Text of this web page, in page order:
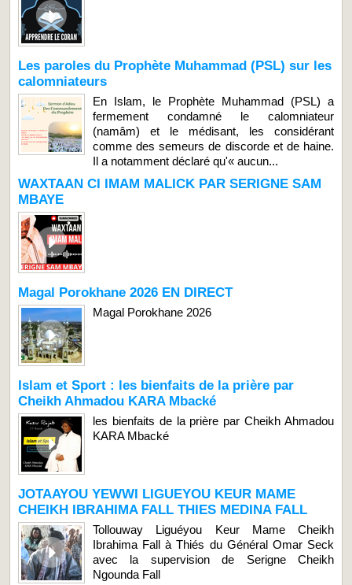
Les paroles du Prophète Muhammad (PSL) sur les
calomniateurs
En Islam, le Prophète Muhammad (PSL) a
fermement condamné le calomniateur
(namâm) et le médisant, les considérant
comme des semeurs de discorde et de haine.
Il a notamment déclaré qu'« aucun...
WAXTAAN CI IMAM MALICK PAR SERIGNE SAM
MBAYE
Magal Porokhane 2026 EN DIRECT
Magal Porokhane 2026
Islam et Sport : les bienfaits de la prière par
Cheikh Ahmadou KARA Mbacké
les bienfaits de la prière par Cheikh Ahmadou
KARA Mbacké
JOTAAYOU YEWWI LIGUEYOU KEUR MAME
CHEIKH IBRAHIMA FALL THIES MEDINA FALL
Tollouway Liguéyou Keur Mame Cheikh
Ibrahima Fall à Thiés du Général Omar Seck
avec la supervision de Serigne Cheikh
Ngounda Fall